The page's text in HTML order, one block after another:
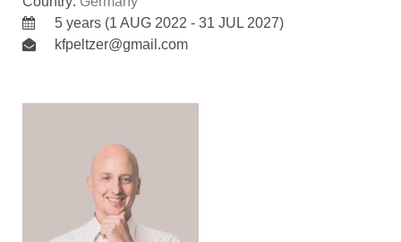
5 years (1 AUG 2022 - 31 JUL 2027)
kfpeltzer@gmail.com